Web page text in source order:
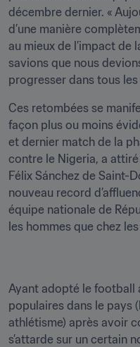
décembre dernier. «
d’une manière
au mieux de l’impact de
savions que nous
progresser dans tous les
Ces retombées se
façon plus ou moins
et dernier match de la
contre le Nigeria, a attiré
Félix Sánchez de Saint-
nouveau record
équipe nationale de
les hommes que chez
Ayant adopté le football
populaires dans le pays
athlétisme) après avoir
s’attarde sur un certain